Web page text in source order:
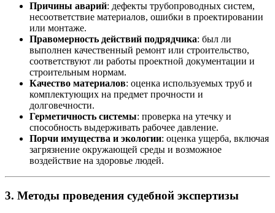
Причины аварий: дефекты трубопроводных систем,
несоответствие материалов, ошибки в проектировании
или монтаже.
Правомерность действий подрядчика: был ли
выполнен качественный ремонт или строительство,
соответствуют ли работы проектной документации и
строительным нормам.
Качество материалов: оценка используемых труб и
комплектующих на предмет прочности и
долговечности.
Герметичность системы: проверка на утечку и
способность выдерживать рабочее давление.
Порчи имущества и экологии: оценка ущерба, включая
загрязнение окружающей среды и возможное
воздействие на здоровье людей.
3. Методы проведения судебной экспертизы